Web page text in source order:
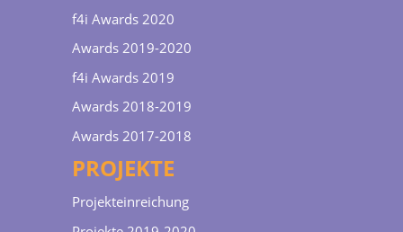
f4i Awards 2020
Awards 2019-2020
f4i Awards 2019
Awards 2018-2019
Awards 2017-2018
PROJEKTE
Projekteinreichung